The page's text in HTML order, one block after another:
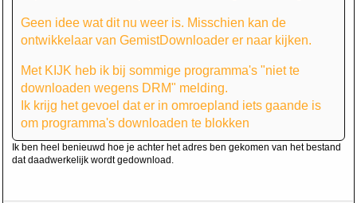
Geen idee wat dit nu weer is. Misschien kan de
ontwikkelaar van GemistDownloader er naar kijken.
Met KIJK heb ik bij sommige programma's "niet te
downloaden wegens DRM" melding.
Ik krijg het gevoel dat er in omroepland iets gaande is
om programma's downloaden te blokken
Ik ben heel benieuwd hoe je achter het adres ben gekomen van het bestand
dat daadwerkelijk wordt gedownload.